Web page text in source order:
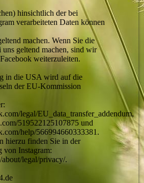
hinsichtlich der bei
verarbeiteten Daten können
machen. Wenn Sie die
uns geltend machen, sind wir
weiterzuleiten.
in die USA wird auf die
der EU-Kommission
legal/EU_data_transfer_addendum,
519522125107875 und
help/566994660333381.
hierzu finden Sie in der
von Instagram:
legal/privacy/.